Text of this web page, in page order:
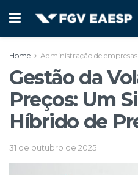
Home Administração de empresas
Gestão da
Preços: Um
Híbrido de
31 de outubro de 2025